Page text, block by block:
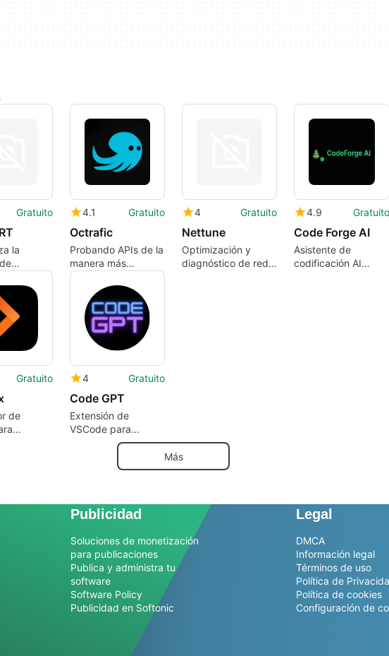
Gratuito
la
en
4.1 Gratuito
Octrafic
Probando APIs de la
manera más
inteligente
4 Gratuito
Nettune
Optimización y
diagnóstico de red
4.9 Gratuito
Code Forge AI
Asistente de
codificación AI
Gratuito
de
4 Gratuito
Code GPT
Extensión de
VSCode para
asistencia de
Más
Publicidad
Soluciones de monetización
para publicaciones
Publica y administra tu
software
Software Policy
Publicidad en Softonic
Legal
DMCA
Información legal
Términos de uso
Política de
Política de cookies
Configuración de